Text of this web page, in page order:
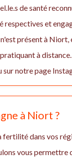
de santé
et
présent à Niort,
à distance.
notre page
à Niort ?
dans vos
vous permettre